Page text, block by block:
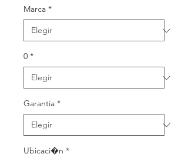
Marca *
0 *
Garantia *
Ubicaci�n *